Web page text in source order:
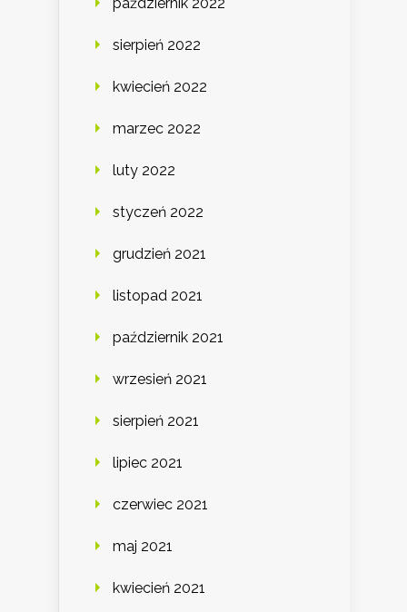
sierpień 2022
kwiecień 2022
marzec 2022
luty 2022
styczeń 2022
grudzień 2021
listopad 2021
październik 2021
wrzesień 2021
sierpień 2021
lipiec 2021
czerwiec 2021
maj 2021
kwiecień 2021